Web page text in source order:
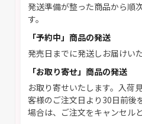
発送準備が整った商品から順
す。
「予約中」商品の発送
発売日までに発送しお届けいた
「お取り寄せ」商品の発送
お取り寄せいたします。入荷
客様のご注文日より30日前後
場合は、ご注文をキャンセル